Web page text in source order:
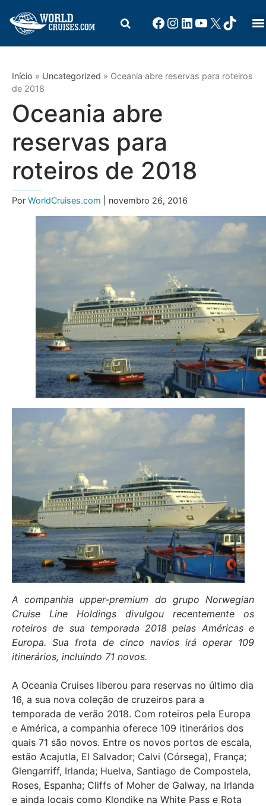
Início » Uncategorized » Oceania abre reservas para roteiros
de 2018
Oceania abre
reservas para
roteiros de 2018
Por WorldCruises.com | novembro 26, 2016
A companhia upper-premium do grupo Norwegian
Cruise Line Holdings divulgou recentemente os
roteiros de sua temporada 2018 pelas Américas e
Europa. Sua frota de cinco navios irá operar 109
itinerários, incluindo 71 novos.
A Oceania Cruises liberou para reservas no último dia
16, a sua nova coleção de cruzeiros para a
temporada de verão 2018. Com roteiros pela Europa
e América, a companhia oferece 109 itinerários dos
quais 71 são novos. Entre os novos portos de escala,
estão Acajutla, El Salvador; Calvi (Córsega), França;
Glengarriff, Irlanda; Huelva, Santiago de Compostela,
Roses, Espanha; Cliffs of Moher de Galway, na Irlanda
e ainda locais como Klondike na White Pass e Rota